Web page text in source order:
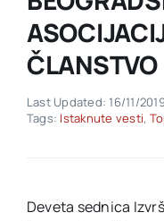
Kontakt
ČLANSTVO
Last Updated: 16/11/
Tags: Istaknute vesti,
Deveta sednica